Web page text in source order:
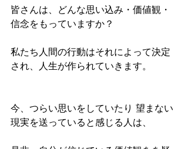
皆さんは、どんな思い込み・価値観・
信念をもっていますか？
私たち人間の行動はそれによって決定
され、人生が作られていきます。
今、つらい思いをしていたり 望まない
現実を送っていると感じる人は、